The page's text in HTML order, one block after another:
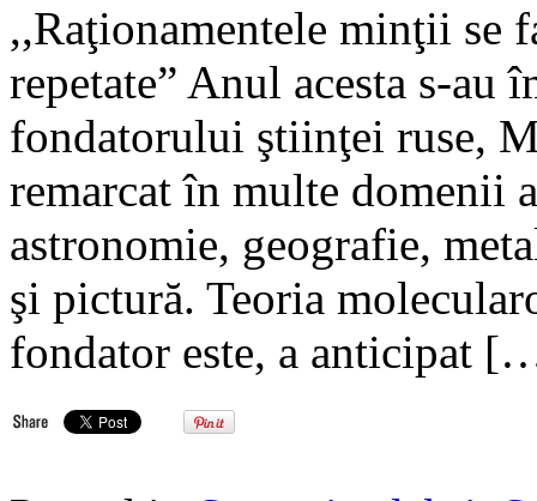
,,Raţionamentele minţii se
repetate” Anul acesta s-au
fondatorului ştiinţei ruse,
remarcat în multe domenii
astronomie, geografie,
şi pictură. Teoria
fondator este, a anticipat